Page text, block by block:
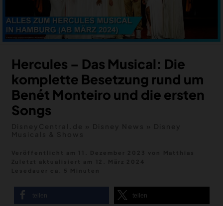
DEALS
MEIN HQ
50
Hercules – Das Musical: Die
komplette Besetzung rund um
Benét Monteiro und die ersten
Songs
teilen teilen